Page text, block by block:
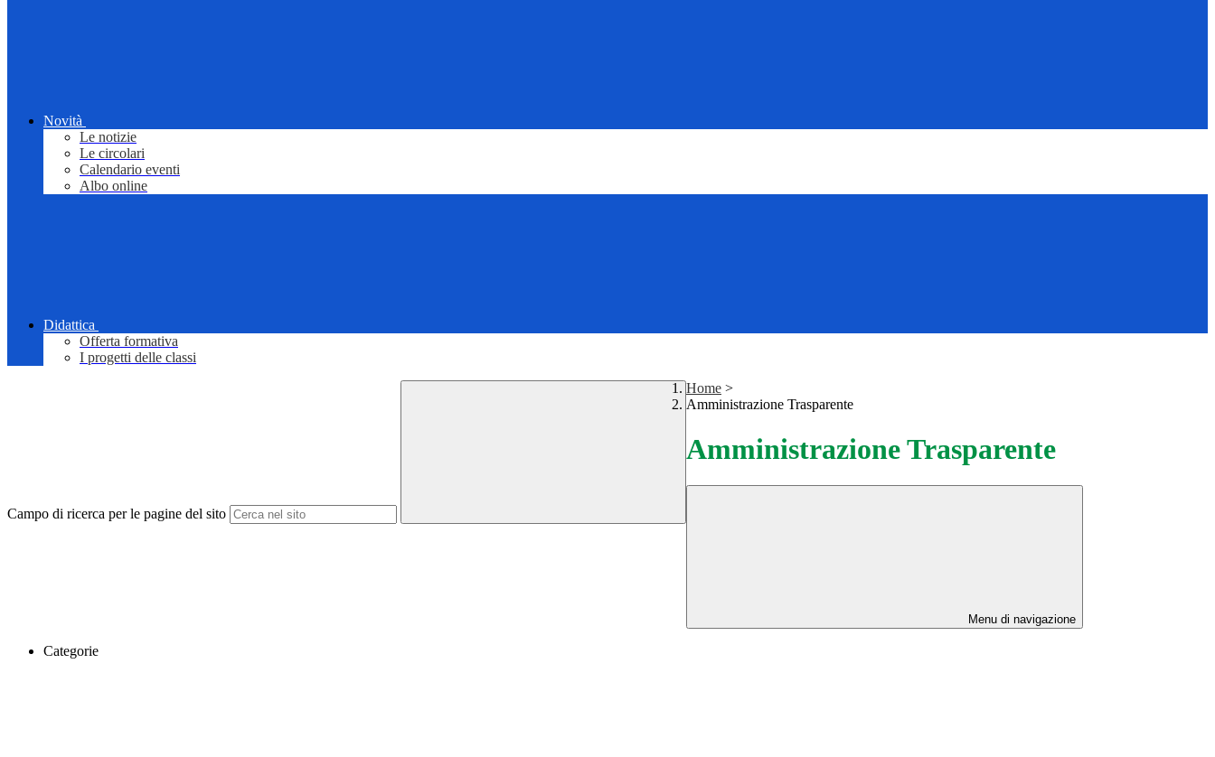
Novità
Le notizie
Le circolari
Calendario eventi
Albo online
Didattica
Offerta formativa
I progetti delle classi
Campo di ricerca per le pagine del sito
Home >
Amministrazione Trasparente
Amministrazione Trasparente
Menu di navigazione
Categorie